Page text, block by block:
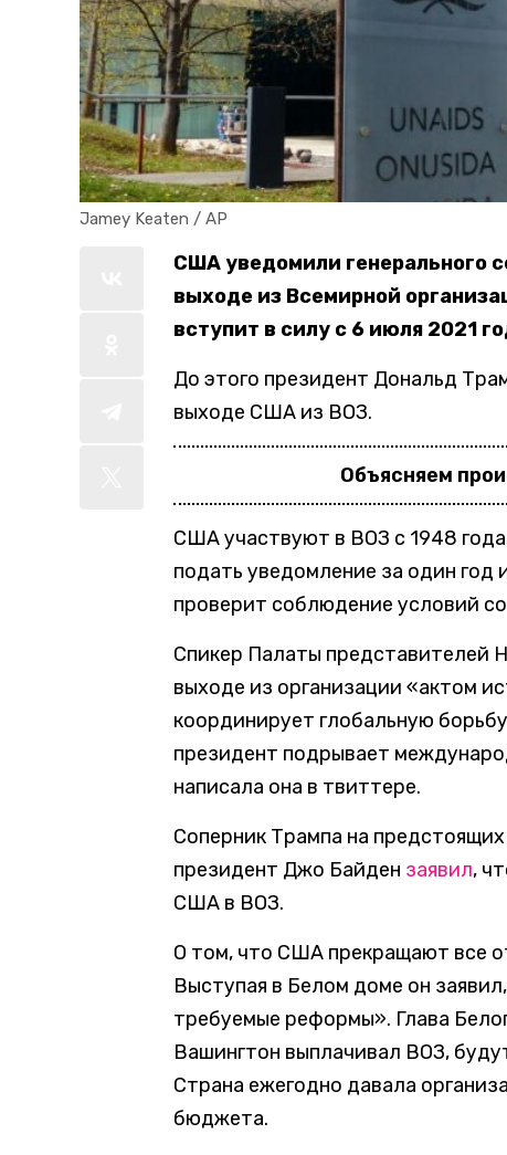
Jamey Keaten / AP
США уведомили генерального
выходе из Всемирной
вступит в силу с 6 июля 2021
До этого президент Дональд
выходе США из ВОЗ.
Объясняем
США участвуют в ВОЗ с 1948
подать уведомление за один год
проверит соблюдение условий
Спикер Палаты представителей
выходе из организации «актом
координирует глобальную
президент подрывает
написала она в твиттере.
Соперник Трампа на
президент Джо Байден заявил,
США в ВОЗ.
О том, что США прекращают все
Выступая в Белом доме он
требуемые реформы». Глава
Вашингтон выплачивал ВОЗ,
Страна ежегодно давала
бюджета.